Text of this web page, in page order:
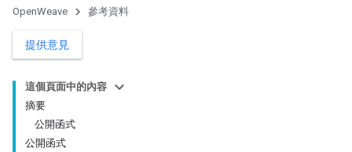
OpenWeave 參考資料
提供意見
這個頁面中的內容
摘要
公開函式
公開函式